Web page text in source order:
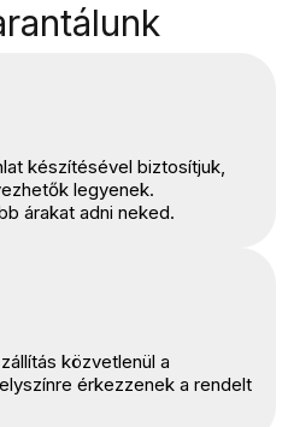
készítésével biztosítjuk,
legyenek.
árakat adni neked.
közvetlenül a
érkezzenek a rendelt